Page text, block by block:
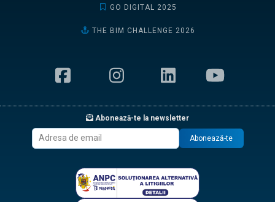
GO DIGITAL 2025
THE BIM CHALLENGE 2026
Abonează-te la newsletter
Abonează-te